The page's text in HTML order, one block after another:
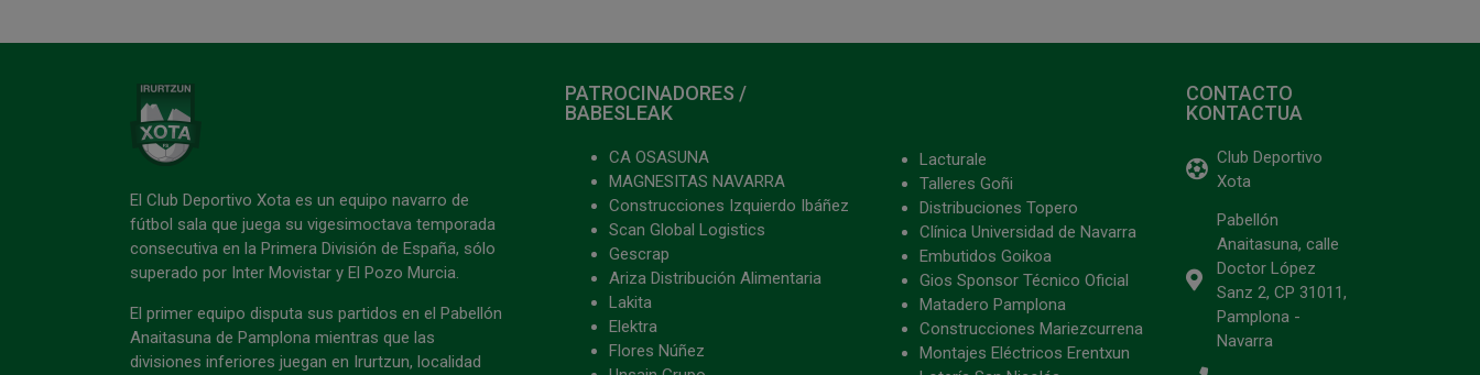
El Club Deportivo Xota es un equipo navarro de
fútbol sala que juega su vigesimoctava temporada
consecutiva en la Primera División de España, sólo
superado por Inter Movistar y El Pozo Murcia.
El primer equipo disputa sus partidos en el Pabellón
Anaitasuna de Pamplona mientras que las
divisiones inferiores juegan en Irurtzun, localidad
PATROCINADORES /
BABESLEAK
CA OSASUNA
MAGNESITAS NAVARRA
Construcciones Izquierdo Ibáñez
Scan Global Logistics
Gescrap
Ariza Distribución Alimentaria
Lakita
Elektra
Flores Núñez
Lacturale
Talleres Goñi
Distribuciones Topero
Clínica Universidad de Navarra
Embutidos Goikoa
Gios Sponsor Técnico Oficial
Matadero Pamplona
Construcciones Mariezcurrena
Montajes Eléctricos Erentxun
CONTACTO
KONTACTUA
Club Deportivo
Xota
Pabellón
Anaitasuna, calle
Doctor López
Sanz 2, CP 31011,
Pamplona -
Navarra